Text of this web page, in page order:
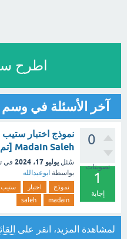
اطرح
آخر الأسئلة في وسم madain
0
تصويتات
1
إجابة
نموذج اختبار
Madain Saleh [تم الحل]
سُئل يوليو 17، 2024 في
بواسطة ابوعبدالله
نموذج اختبار ستيب
madain
saleh
لمشاهدة المزيد، انقر على